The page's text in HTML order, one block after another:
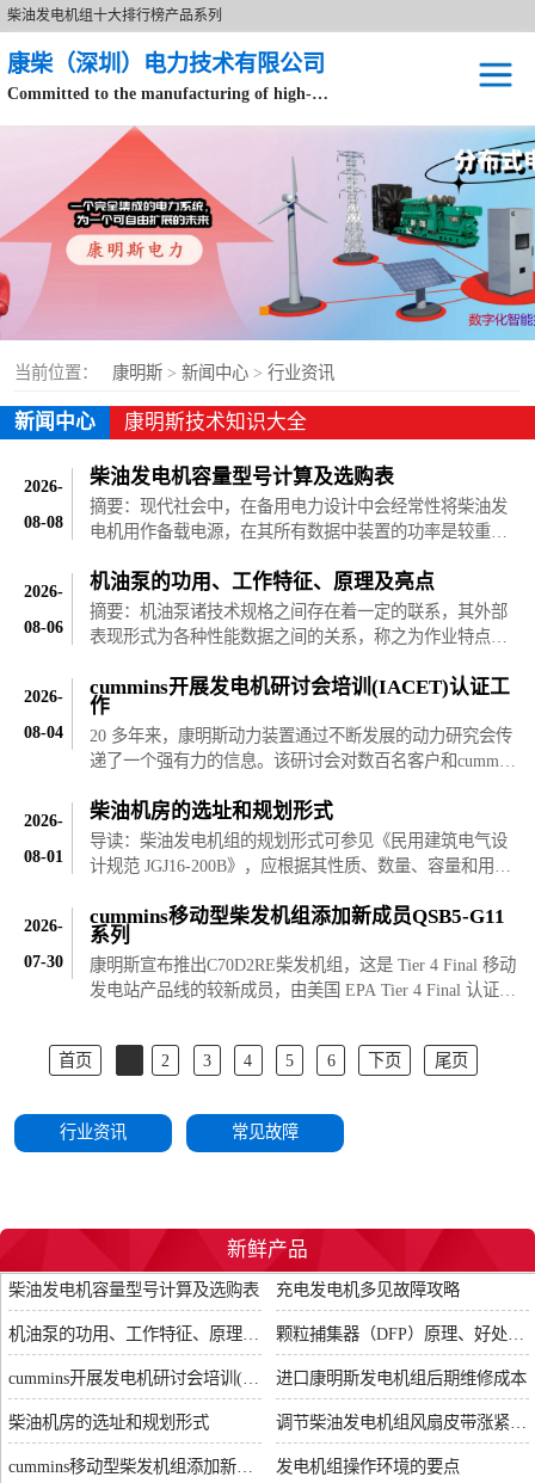
柴油发电机组十大排行榜产品系列
康柴（深圳）电力技术有限公司
Committed to the manufacturing of high-end brand diesel generator sets.
当前位置： 康明斯 > 新闻中心 > 行业资讯
新闻中心 康明斯技术知识大全
2026-
08-08
柴油发电机容量型号计算及选购表
摘要：现代社会中，在备用电力设计中会经常性将柴油发
电机用作备载电源，在其所有数据中装置的功率是较重要
如果功率过大，除了浪费选购成本还会增加维保费用。因
此，我们首先应当确..
2026-
08-06
机油泵的功用、工作特征、原理及亮点
摘要：机油泵诸技术规格之间存在着一定的联系，其外部
表现形式为各种性能数据之间的关系，称之为作业特点，
曲线（也叫特性曲线）。鉴于泵内流动的复杂性，机油泵
正确的性能曲线只能..
2026-
08-04
cummins开展发电机研讨会培训(IACET)认证工
作
20 多年来，康明斯动力装置通过不断发展的动力研究会传
递了一个强有力的信息。该研讨会对数百名客户和cummins
的才能和常识发电机组。cummins电力讨论会提供了一个培
训关键角色的机会..
2026-
08-01
柴油机房的选址和规划形式
导读：柴油发电机组的规划形式可参见《民用建筑电气设
计规范 JGJ16-200B》，应根据其性质、数量、容量和用户
设一台柴发机组，可以把柴油发电机组和发电机监控系统
设在同一间机房内。..
2026-
07-30
cummins移动型柴发机组添加新成员QSB5-G11
系列
康明斯宣布推出C70D2RE柴发机组，这是 Tier 4 Final 移动
发电站产品线的较新成员，由美国 EPA Tier 4 Final 认证的
电站。这些新规..
首页 2 3 4 5 6 下页 尾页
行业资讯 常见故障
新鲜产品
柴油发电机容量型号计算及选购表 充电发电机多见故障攻略
进口康明斯发电机组后期维修成本
柴油机房的选址和规划形式
发电机组操作环境的要点
静音型
移动电站
康明斯配件
设备租赁
原装康明斯电力